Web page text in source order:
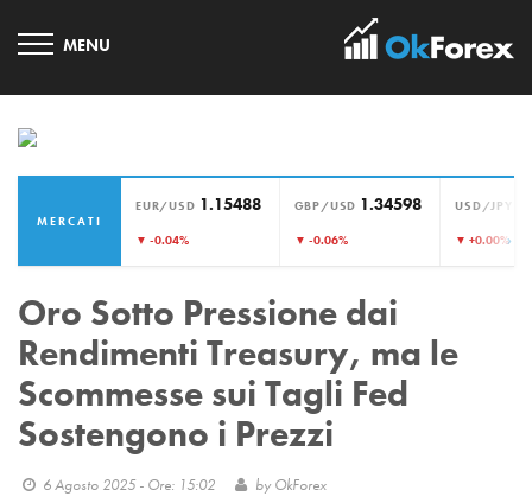
MERCATI
EUR/USD 1.15488
▼ -0.04%
GBP/USD 1.34598
▼ -0.06%
USD/JPY
▼ +0.00%
›
Oro Sotto Pressione dai
Rendimenti Treasury, ma le
Scommesse sui Tagli Fed
Sostengono i Prezzi
6 Agosto 2025 - Ore: 15:02 by OkForex